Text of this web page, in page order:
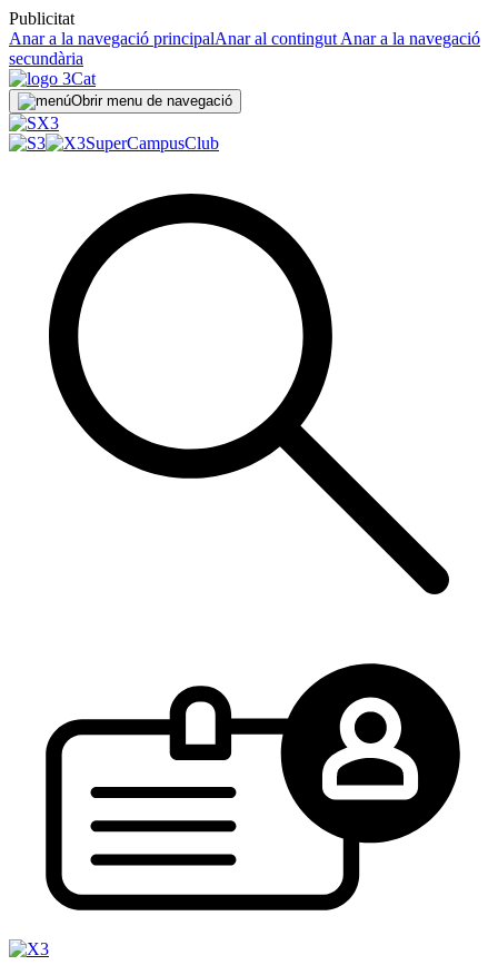
Publicitat
Anar a la navegació principalAnar al contingut Anar a la navegació
secundària
Obrir menu de navegació
SuperCampusClub